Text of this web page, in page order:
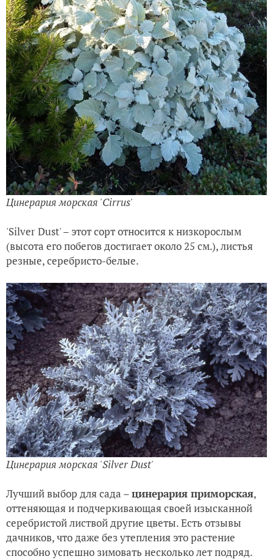
Цинерария морская 'Cirrus'
'Silver Dust' – этот сорт относится к низкорослым
(высота его побегов достигает около 25 см.), листья
резные, серебристо-белые.
Цинерария морская 'Silver Dust'
Лучший выбор для сада –цинерария приморская,
оттеняющая и подчеркивающая своей изысканной
серебристой листвой другие цветы. Есть отзывы
дачников, что даже без утепления это растение
способно успешно зимовать несколько лет подряд.